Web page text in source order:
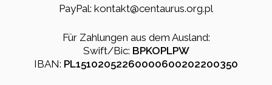
PayPal: kontakt@centaurus.org.pl
Für Zahlungen aus dem Ausland:
Swift/Bic: BPKOPLPW
IBAN: PL15102052260000600202200350